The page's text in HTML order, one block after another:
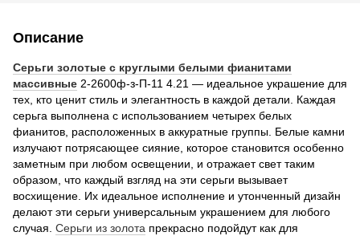
Описание
Серьги золотые с круглыми белыми фианитами
массивные 2-2600ф-з-П-11 4.21 — идеальное украшение для
тех, кто ценит стиль и элегантность в каждой детали. Каждая
серьга выполнена с использованием четырех белых
фианитов, расположенных в аккуратные группы. Белые камни
излучают потрясающее сияние, которое становится особенно
заметным при любом освещении, и отражает свет таким
образом, что каждый взгляд на эти серьги вызывает
восхищение. Их идеальное исполнение и утонченный дизайн
делают эти серьги универсальным украшением для любого
случая. Серьги из золота прекрасно подойдут как для